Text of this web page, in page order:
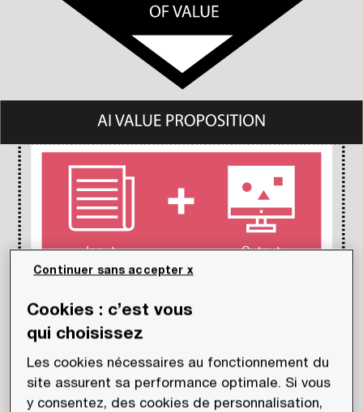
Cookies : c’est vous
qui choisissez
Les cookies nécessaires au fonctionnement du
site assurent sa performance optimale. Si vous
y consentez, des cookies de personnalisation,
Continuer sans accepter x